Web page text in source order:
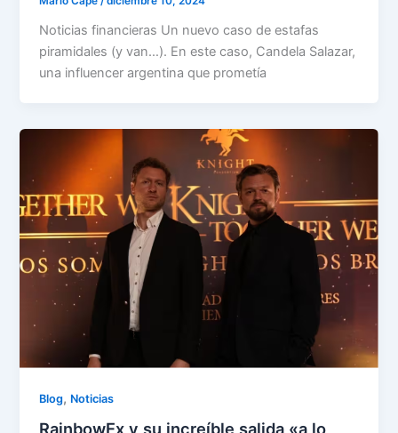
Noticias financieras Un nuevo caso de estafas
piramidales (y van…). En este caso, Candela Salazar,
una influencer argentina que prometía
Blog, Noticias
RainbowEx y su increíble salida «a lo